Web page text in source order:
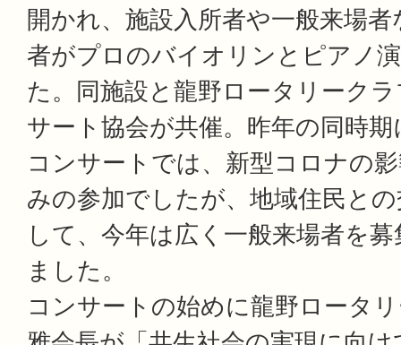
開かれ、施設入所者や一般来場
者がプロのバイオリンとピアノ
た。同施設と龍野ロータリーク
サート協会が共催。昨年の同時
コンサートでは、新型コロナの
みの参加でしたが、地域住民と
して、今年は広く一般来場者を
ました。
コンサートの始めに龍野ロータ